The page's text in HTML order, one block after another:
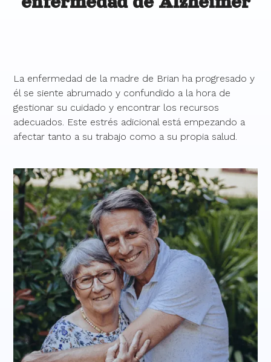
La enfermedad de la madre de Brian ha progresado y
él se siente abrumado y confundido a la hora de
gestionar su cuidado y encontrar los recursos
adecuados. Este estrés adicional está empezando a
afectar tanto a su trabajo como a su propia salud.